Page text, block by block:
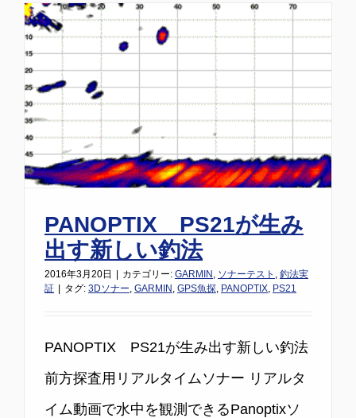
PANOPTIX PS21が生み
出す新しい釣法
2016年3月20日 | カテゴリー: GARMIN ソナーテスト
釣法実
証 | タグ: 3Dソナー GARMIN GPS魚探 PANOPTIX PS21
PANOPTIX PS21が生み出す新しい釣法
前方探査用リアルタイムソナー リアルタ
イム動画で水中を観測できるPanoptixソ